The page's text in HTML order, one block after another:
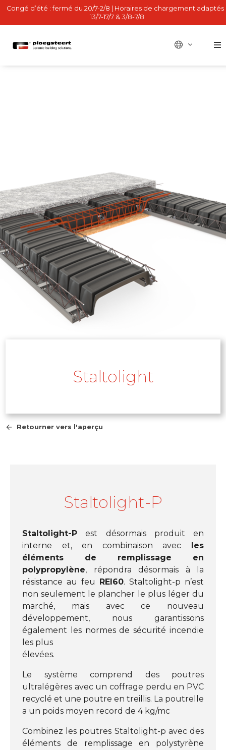
Congé d’été : fermé du 20/7-2/8 | Horaires de chargement adaptés
13/7-17/7 & 3/8-7/8
Staltolight
Retourner vers l'aperçu
Staltolight-P
Staltolight-P est désormais produit en
interne et, en combinaison avec les
éléments de remplissage en
polypropylène, répondra désormais à la
résistance au feu REI60. Staltolight-p n’est
non seulement le plancher le plus léger du
marché, mais avec ce nouveau
développement, nous garantissons
également les normes de sécurité incendie
les plus
élevées.
Le système comprend des poutres
ultralégères avec un coffrage perdu en PVC
recyclé et une poutre en treillis. La poutrelle
a un poids moyen record de 4 kg/mc
Combinez les poutres Staltolight-p avec des
éléments de remplissage en polystyrène